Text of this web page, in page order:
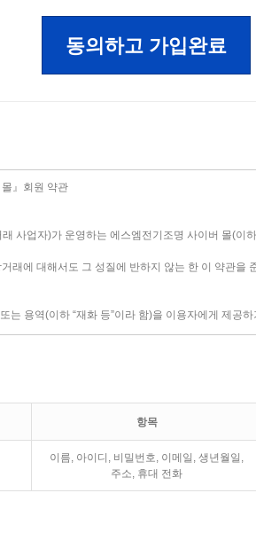
동의하고 가입완료
항목
이름, 아이디, 비밀번호, 이메일, 생년월일,
주소, 휴대 전화